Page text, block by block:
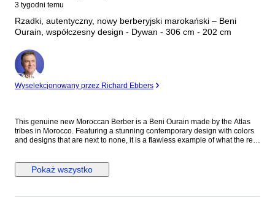
3 tygodni temu
Rzadki, autentyczny, nowy berberyjski marokański – Beni
Ourain, współczesny design - Dywan - 306 cm - 202 cm
Ekspert
Wyselekcjonowany przez Richard Ebbers
This genuine new Moroccan Berber is a Beni Ourain made by the Atlas
tribes in Morocco. Featuring a stunning contemporary design with colors
and designs that are next to none, it is a flawless example of what the real
New, very good Dimensions: approx. 306x202cm Pile: wool Waft: cotton
Shipping: UPS/FedEx/DHL Our carpets are all professionally cleaned and
Pokaż wszystko